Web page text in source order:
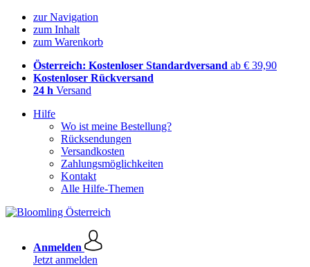
zur Navigation
zum Inhalt
zum Warenkorb
Österreich: Kostenloser Standardversand ab € 39,90
Kostenloser Rückversand
24 h Versand
Hilfe
Wo ist meine Bestellung?
Rücksendungen
Versandkosten
Zahlungsmöglichkeiten
Kontakt
Alle Hilfe-Themen
Anmelden
Jetzt anmelden